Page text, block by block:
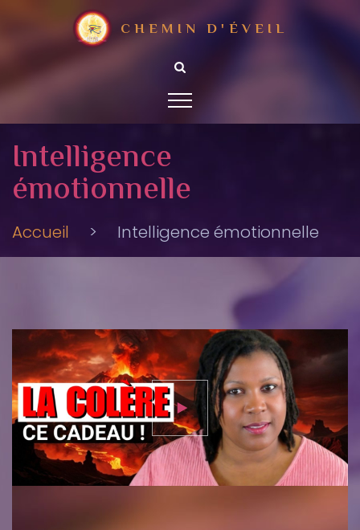
CHEMIN D'ÉVEIL
Intelligence
émotionnelle
Accueil > Intelligence émotionnelle